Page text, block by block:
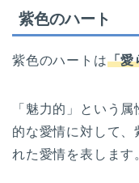
紫色のハート
紫色のハートは「愛
「魅力的」という
的な愛情に対して、
れた愛情を表します